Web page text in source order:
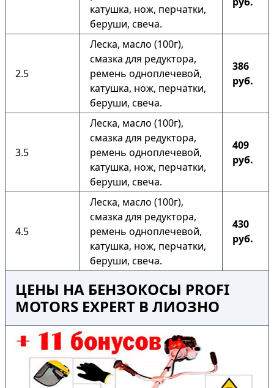
катушка, нож, перчатки,
беруши, свеча.
2.5
Леска, масло (100г),
смазка для редуктора,
ремень одноплечевой,
катушка, нож, перчатки,
беруши, свеча.
386
руб.
3.5
Леска, масло (100г),
смазка для редуктора,
ремень одноплечевой,
катушка, нож, перчатки,
беруши, свеча.
409
руб.
4.5
Леска, масло (100г),
смазка для редуктора,
ремень одноплечевой,
катушка, нож, перчатки,
беруши, свеча.
430
руб.
ЦЕНЫ НА БЕНЗОКОСЫ PROFI
MOTORS EXPERT В ЛИОЗНО